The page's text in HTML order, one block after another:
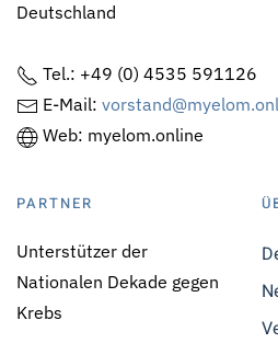
Deutschland
Tel.: +49 (0) 4535 591126
E-Mail:
Web: myelom.online
PARTNER
Unterstützer der
Nationalen Dekade gegen
Krebs